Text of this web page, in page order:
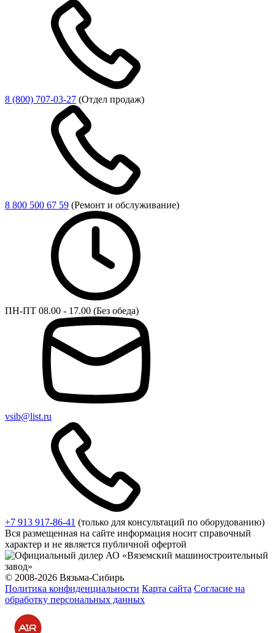
8 (800) 707-03-27 (Отдел продаж)
8 800 500 67 59 (Ремонт и обслуживание)
ПН-ПТ 08.00 - 17.00 (Без обеда)
vsib@list.ru
+7 913 917-86-41 (только для консультаций по оборудованию)
Вся размещенная на сайте информация носит справочный
характер и не является публичной офертой
© 2008-2026 Вязьма-Сибирь
Политика конфиденциальности Карта сайта Согласие на
обработку персональных данных
Разработка и продвижение сайта